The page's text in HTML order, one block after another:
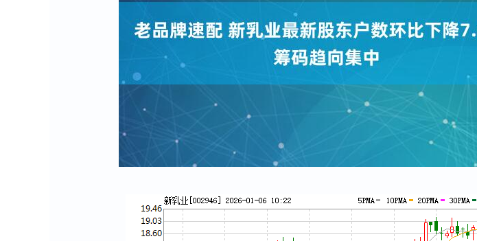
14311.01 200.89 沪深300 4694.44